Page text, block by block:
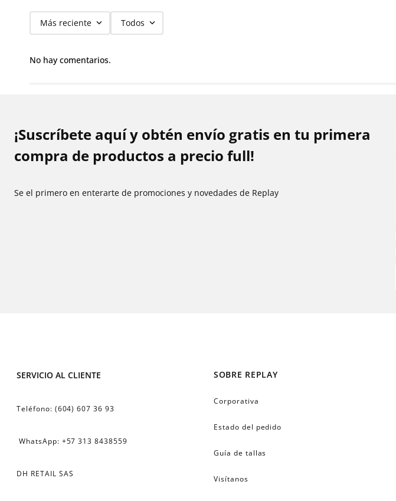
Más reciente Todos
No hay comentarios.
¡Suscríbete aquí y obtén envío gratis en tu primera
compra de productos a precio full!
Se el primero en enterarte de promociones y novedades de Replay
SERVICIO AL CLIENTE
Teléfono: (604) 607 36 93
WhatsApp: +57 313 8438559
DH RETAIL SAS
SOBRE REPLAY
Corporativa
Estado del pedido
Guía de tallas
Visítanos